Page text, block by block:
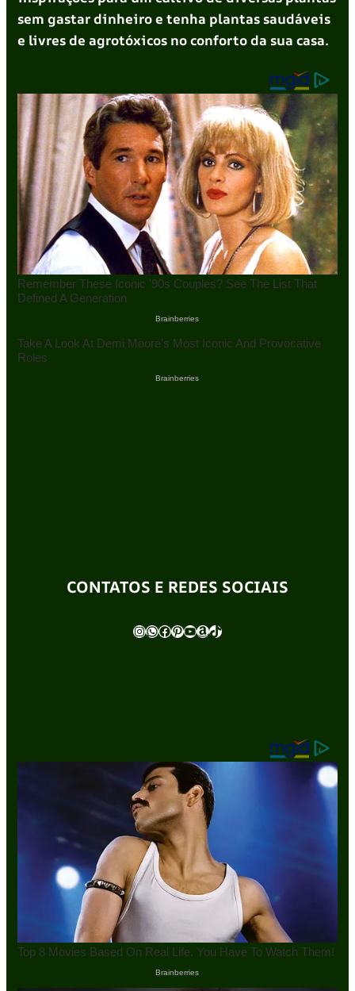
sem gastar dinheiro e tenha plantas saudáveis
e livres de agrotóxicos no conforto da sua casa.
CONTATOS E REDES SOCIAIS
InstagramWhatsApp Facebook Pinterest Youtube Amazon TikTok